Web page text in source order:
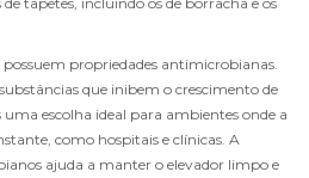
propriedades antimicrobianas.
que inibem o crescimento de
escolha ideal para ambientes onde a
como hospitais e clínicas. A
ajuda a manter o elevador limpo e